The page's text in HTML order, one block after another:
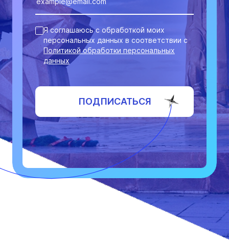
Я соглашаюсь с обработкой моих
персональных данных в соответствии с
Политикой обработки персональных
данных
ПОДПИСАТЬСЯ